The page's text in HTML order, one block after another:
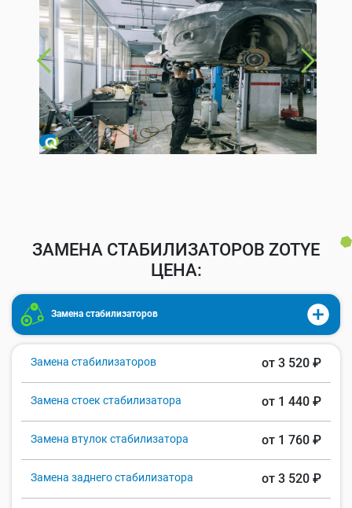
ЗАМЕНА СТАБИЛИЗАТОРОВ ZOTYE
ЦЕНА:
Замена стабилизаторов
Замена стабилизаторов от 3 520 ₽
Замена стоек стабилизатора от 1 440 ₽
Замена втулок стабилизатора от 1 760 ₽
Замена заднего стабилизатора от 3 520 ₽